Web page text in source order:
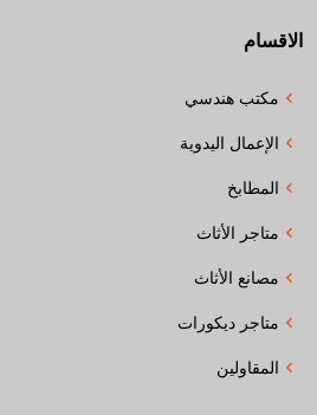
الاقسام
مكتب هندسي
الإعمال اليدوية
المطابخ
متاجر الأثاث
مصانع الأثاث
متاجر ديكورات
المقاولين